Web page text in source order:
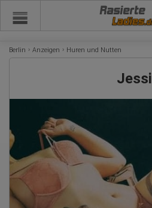
Rasierte
Berlin Anzeigen Huren und Nutten
Jessi